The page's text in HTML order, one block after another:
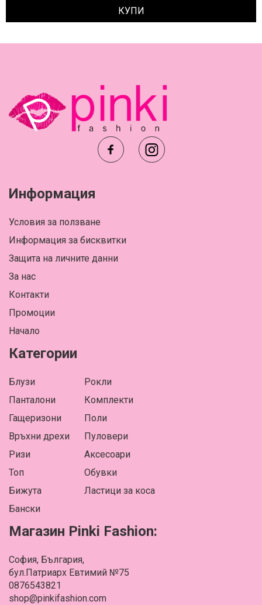
КУПИ
Информация
Условия за ползване
Информация за бисквитки
Защита на личните данни
За нас
Контакти
Промоции
Начало
Категории
Блузи
Панталони
Гащеризони
Връхни дрехи
Ризи
Топ
Бижута
Бански
Рокли
Комплекти
Поли
Пуловери
Аксесоари
Обувки
Ластици за коса
Магазин Pinki Fashion:
София, България,
бул.Патриарх Евтимий №75
0876543821
shop@pinkifashion.com